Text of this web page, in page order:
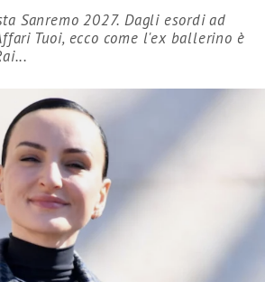
Sanremo 2027. Dagli esordi ad
Tuoi, ecco come l'ex ballerino è